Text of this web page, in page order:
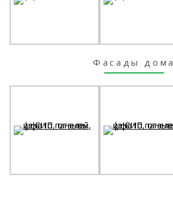
Фасады дома